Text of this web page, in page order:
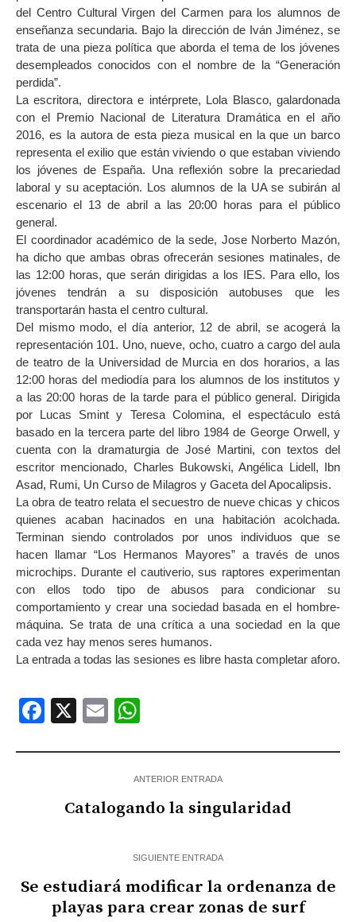
del Centro Cultural Virgen del Carmen para los alumnos de
enseñanza secundaria. Bajo la dirección de Iván Jiménez, se
trata de una pieza política que aborda el tema de los jóvenes
desempleados conocidos con el nombre de la “Generación
perdida”.
La escritora, directora e intérprete, Lola Blasco, galardonada
con el Premio Nacional de Literatura Dramática en el año
2016, es la autora de esta pieza musical en la que un barco
representa el exilio que están viviendo o que estaban viviendo
los jóvenes de España. Una reflexión sobre la precariedad
laboral y su aceptación. Los alumnos de la UA se subirán al
escenario el 13 de abril a las 20:00 horas para el público
general.
El coordinador académico de la sede, Jose Norberto Mazón,
ha dicho que ambas obras ofrecerán sesiones matinales, de
las 12:00 horas, que serán dirigidas a los IES. Para ello, los
jóvenes tendrán a su disposición autobuses que les
transportarán hasta el centro cultural.
Del mismo modo, el día anterior, 12 de abril, se acogerá la
representación 101. Uno, nueve, ocho, cuatro a cargo del aula
de teatro de la Universidad de Murcia en dos horarios, a las
12:00 horas del mediodía para los alumnos de los institutos y
a las 20:00 horas de la tarde para el público general. Dirigida
por Lucas Smint y Teresa Colomina, el espectáculo está
basado en la tercera parte del libro 1984 de George Orwell, y
cuenta con la dramaturgia de José Martini, con textos del
escritor mencionado, Charles Bukowski, Angélica Lidell, Ibn
Asad, Rumi, Un Curso de Milagros y Gaceta del Apocalipsis.
La obra de teatro relata el secuestro de nueve chicas y chicos
quienes acaban hacinados en una habitación acolchada.
Terminan siendo controlados por unos individuos que se
hacen llamar “Los Hermanos Mayores” a través de unos
microchips. Durante el cautiverio, sus raptores experimentan
con ellos todo tipo de abusos para condicionar su
comportamiento y crear una sociedad basada en el hombre-
máquina. Se trata de una crítica a una sociedad en la que
cada vez hay menos seres humanos.
La entrada a todas las sesiones es libre hasta completar aforo.
Facebook
X Email
ANTERIOR ENTRADA
Catalogando la singularidad
SIGUIENTE ENTRADA
Se estudiará modificar la ordenanza de
playas para crear zonas de surf